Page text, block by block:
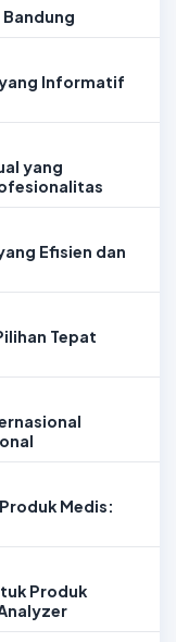
Informatif
yang
Efisien dan
Tepat
Medis:
Produk